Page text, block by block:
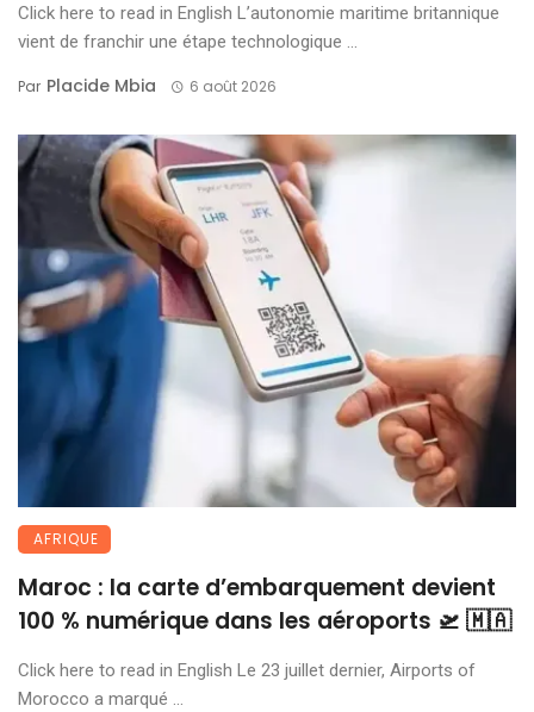
Click here to read in English L’autonomie maritime britannique
vient de franchir une étape technologique ...
Par Placide Mbia 6 août 2026
AFRIQUE
Maroc : la carte d’embarquement devient
100 % numérique dans les aéroports 🛫 🇲🇦
Click here to read in English Le 23 juillet dernier, Airports of
Morocco a marqué ...